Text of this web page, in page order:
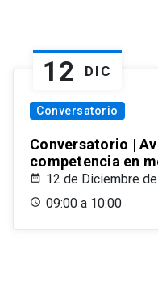
12 DIC
Conversatorio
Conversatorio |
competencia en
12 de Diciembre
09:00 a 10:00